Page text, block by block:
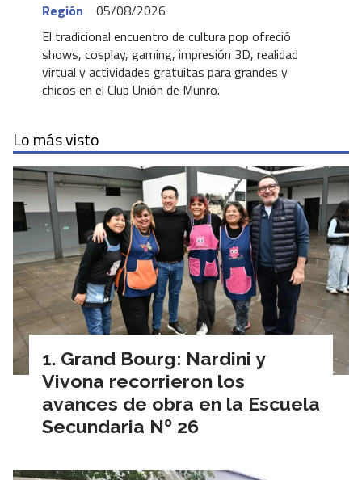
Región
05/08/2026
El tradicional encuentro de cultura pop ofreció
shows, cosplay, gaming, impresión 3D, realidad
virtual y actividades gratuitas para grandes y
chicos en el Club Unión de Munro.
Lo más visto
Grand Bourg: Nardini y
Vivona recorrieron los
avances de obra en la Escuela
Secundaria Nº 26